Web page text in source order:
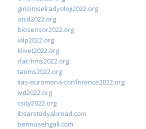
girisimselradyoloji2022.org
utcd2022.org
biosensor2022.org
ialp2022.org
klivet2022.org
ifac-hms2022.org
taoms2022.org
iias-euromena-conference2022.org
ivd2022.org
csity2022.org
ibsarstudyabroad.com
bennusehgall.com